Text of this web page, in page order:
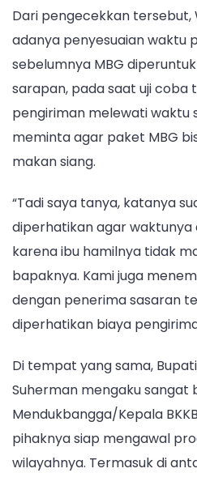
Dari pengecekkan tersebut,
adanya penyesuaian waktu
sebelumnya MBG
sarapan, pada saat uji coba
pengiriman melewati waktu
meminta agar paket MBG
makan siang.
“Tadi saya tanya, katanya
diperhatikan agar waktunya
karena ibu hamilnya tidak
bapaknya. Kami juga
dengan penerima sasaran
diperhatikan biaya
Di tempat yang sama,
Suherman mengaku sangat
Mendukbangga/Kepala
pihaknya siap mengawal
wilayahnya. Termasuk di